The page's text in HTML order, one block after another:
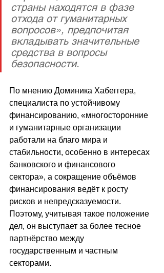
страны находятся в фазе
отхода от гуманитарных
вопросов», предпочитая
вкладывать значительные
средства в вопросы
безопасности.
По мнению Доминика Хабеггера,
специалиста по устойчивому
финансированию, «многосторонние
и гуманитарные организации
работали на благо мира и
стабильности, особенно в интересах
банковского и финансового
сектора», а сокращение объёмов
финансирования ведёт к росту
рисков и непредсказуемости.
Поэтому, учитывая такое положение
дел, он выступает за более тесное
партнёрство между
государственным и частным
секторами.